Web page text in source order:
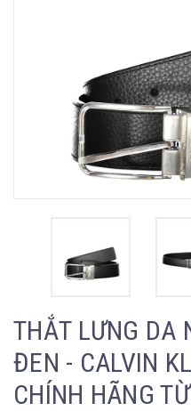
THẮT LƯNG DA
ĐEN - CALVIN
CHÍNH HÃNG